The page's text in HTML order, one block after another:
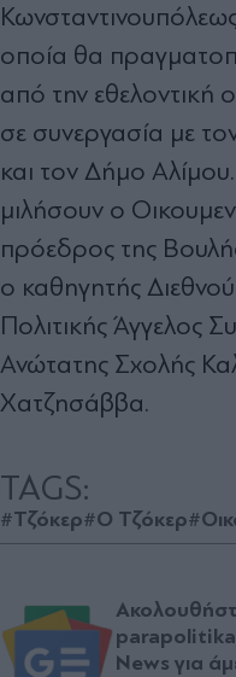
οποία θα
από την
σε συνεργασία με
και τον Δήμο
μιλήσουν ο
πρόεδρος της
ο καθηγητής
Πολιτικής Άγγελος
Ανώτατης Σχολής
Χατζησάββα.
TAGS:
#Τζόκερ#Ο Τζόκερ
News για